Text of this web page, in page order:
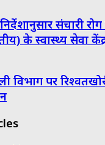
संचारी
के स्वास्थ्य सेवा
पर